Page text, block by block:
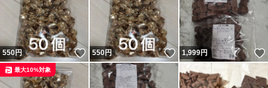
550円 いいね！
550円 いいね！
1,999円
最大10%対象